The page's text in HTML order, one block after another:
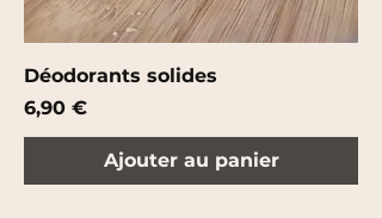
Déodorants solides
Prix
6,90 €
Ajouter au panier